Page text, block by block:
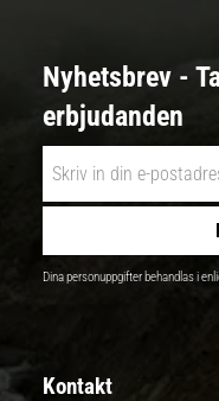
Nyhetsbrev -
erbjudanden
Dina personuppgifter behandlas i
Kontakt